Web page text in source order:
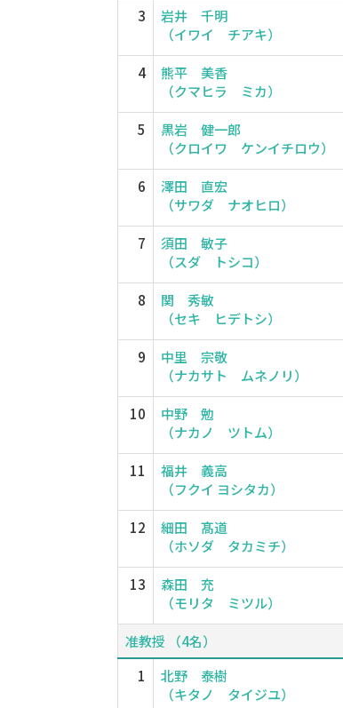
3
岩井 千明
（イワイ チアキ）
4
熊平 美香
（クマヒラ ミカ）
5
黒岩 健一郎
（クロイワ ケンイチロウ）
6
澤田 直宏
（サワダ ナオヒロ）
7
須田 敏子
（スダ トシコ）
8
関 秀敏
（セキ ヒデトシ）
9
中里 宗敬
（ナカサト ムネノリ）
10
中野 勉
（ナカノ ツトム）
11
福井 義高
（フクイ ヨシタカ）
12
細田 髙道
（ホソダ タカミチ）
13
森田 充
（モリタ ミツル）
准教授 （4名）
1
北野 泰樹
（キタノ タイジユ）